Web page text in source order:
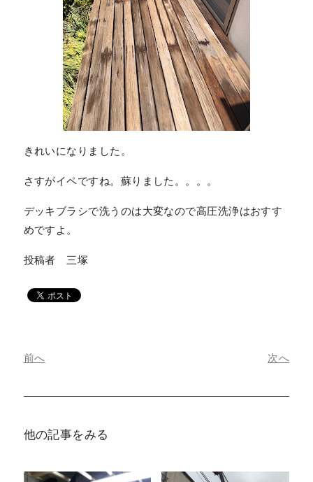
きれいになりました。
さすがイペですね。蘇りました。。。。
デッキブラシで洗うのは大変なので高圧洗浄はおすす
めですよ。
投稿者 三塚
前へ 次へ
他の記事をみる